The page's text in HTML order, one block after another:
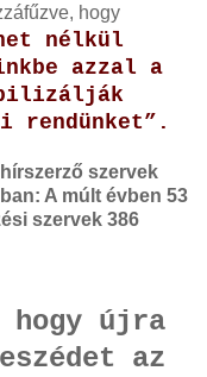
hogy
nélkül
azzal a
szervek
A múlt évben 53
szervek 386
hogy újra
az